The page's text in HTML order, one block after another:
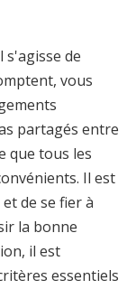
s'agisse de
vous
partagés entre
que tous les
Il est
de se fier à
la bonne
il est
essentiels